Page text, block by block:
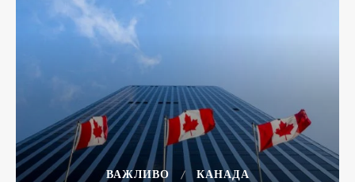
ВАЖЛИВО КАНАДА